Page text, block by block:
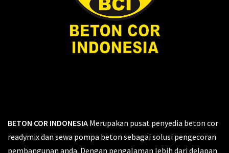
BETON COR INDONESIA Merupakan pusat penyedia beton cor
readymix dan sewa pompa beton sebagai solusi pengecoran
pembangunan anda. Dengan pengalaman lebih dari delapan